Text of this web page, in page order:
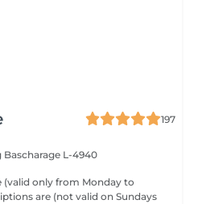
197
Bascharage L-4940
(valid only from Monday to